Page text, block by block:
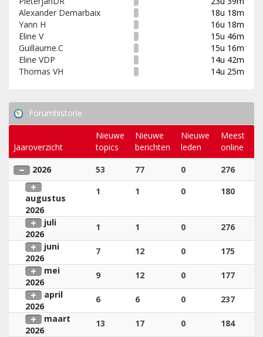
Alexander Demarbaix
18u 18m
Yann H
16u 18m
Eline V
15u 46m
Guillaume.C
15u 16m
Eline VDP
14u 42m
Thomas VH
14u 25m
Forumhistorie
Jaaroverzicht
Nieuwe
topics
Nieuwe
berichten
Nieuwe
leden
Meest
online
2026
53 77 0 276
augustus
2026
1 1 0 180
juli
2026
1 1 0
276
juni
2026
7 12 0
175
mei
2026
9 12 0
177
april
2026
6 6 0
237
maart
2026
13 17 0 184